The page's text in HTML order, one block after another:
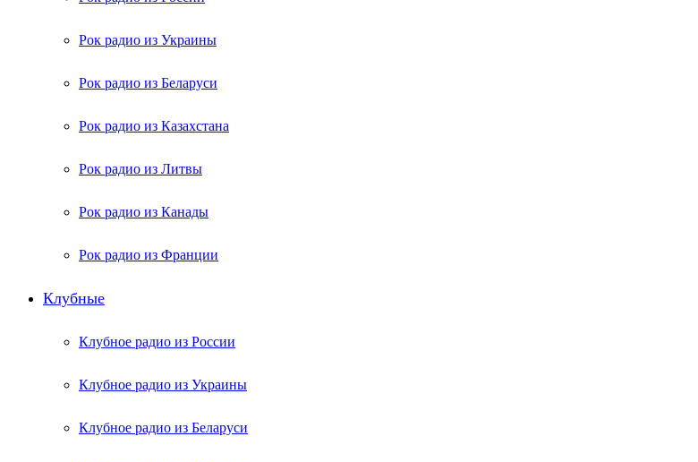
Рок радио из Украины
Рок радио из Беларуси
Рок радио из Казахстана
Рок радио из Литвы
Рок радио из Канады
Рок радио из Франции
Клубные
Клубное радио из России
Клубное радио из Украины
Клубное радио из Беларуси